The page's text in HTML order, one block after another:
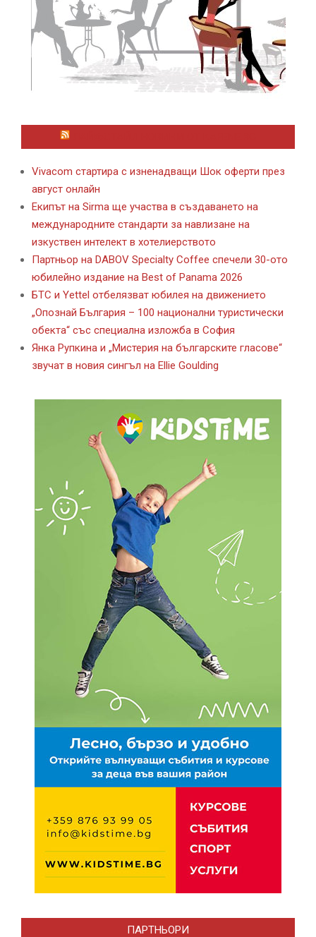
Vivacom стартира с изненадващи Шок оферти през
август онлайн
Екипът на Sirma ще участва в създаването на
международните стандарти за навлизане на
изкуствен интелект в хотелиерството
Партньор на DABOV Specialty Coffee спечели 30-ото
юбилейно издание на Best of Panama 2026
БТС и Yettel отбелязват юбилея на движението
„Опознай България – 100 национални туристически
обекта“ със специална изложба в София
Янка Рупкина и „Мистерия на българските гласове“
звучат в новия сингъл на Ellie Goulding
ПАРТНЬОРИ